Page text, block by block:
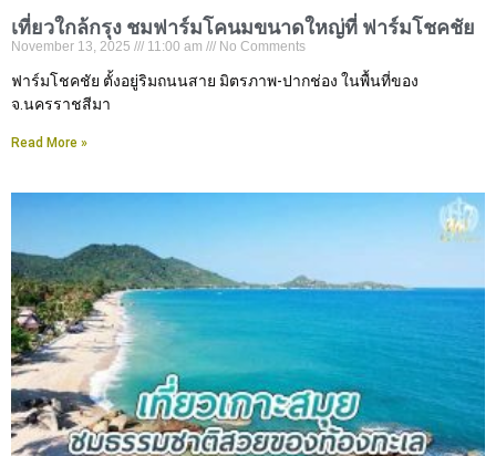
เที่ยวใกล้กรุง ชมฟาร์มโคนมขนาดใหญ่ที่ ฟาร์มโชคชัย
November 13, 2025 11:00 am No Comments
ฟาร์มโชคชัย ตั้งอยู่ริมถนนสาย มิตรภาพ-ปากช่อง ในพื้นที่ของ
จ.นครราชสีมา
Read More »